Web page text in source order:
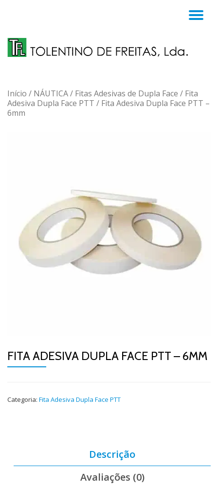
content
Início / NÁUTICA/ Fitas Adesivas de Dupla Face / Fita
Adesiva Dupla Face PTT / Fita Adesiva Dupla Face PTT –
6mm
FITA ADESIVA DUPLA FACE PTT – 6MM
Categoria: Fita Adesiva Dupla Face PTT
Descrição
Avaliações (0)